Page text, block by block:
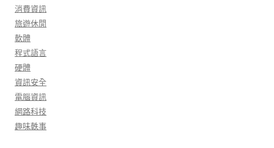
消費資訊
旅遊休閒
軟體
程式語言
硬體
資訊安全
電腦資訊
網路科技
趣味軼事